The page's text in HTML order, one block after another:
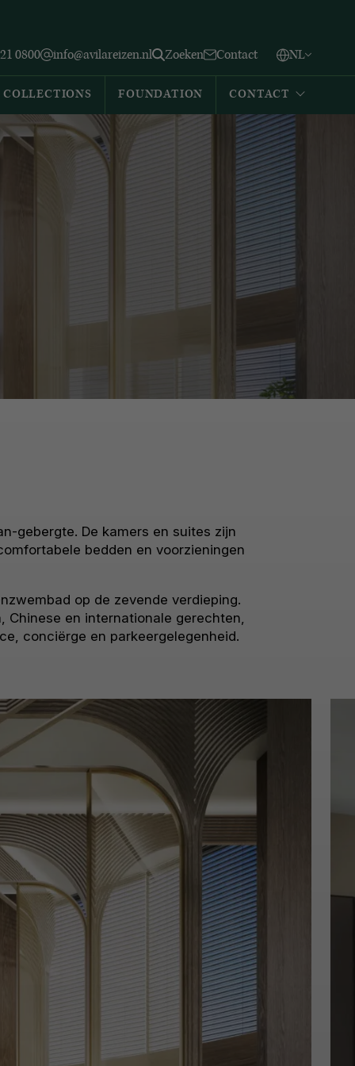
0800 info@avilareizen.nl Zoeken Contact NL
Español
COLLECTIONS FOUNDATION CONTACT
gebergte. De kamers en suites zijn
bedden en voorzieningen
op de zevende verdieping.
Chinese en internationale gerechten,
conciërge en parkeergelegenheid.